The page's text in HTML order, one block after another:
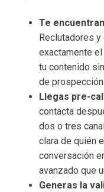
Te
Reclutadores
exactamente
tu contenido
de
Llegas pre-
contacta
dos o tres
clara de quién
conversación
avanzado que
Generas la